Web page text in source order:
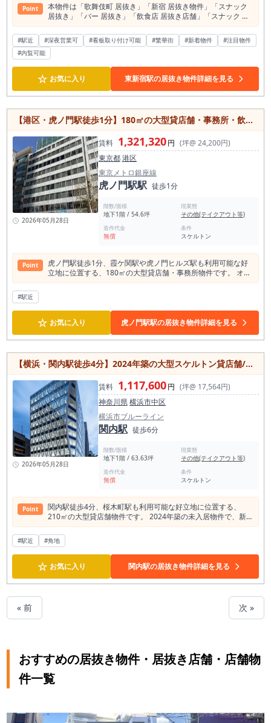
Point
本物件は「歌舞伎町 居抜き」「新宿 居抜き物件」「スナック
居抜き」「バー 居抜き」「飲食店 居抜き店舗」「スナック 居
抜き物件」「バー 居抜き物件」などの検索ニーズに該当する、
希少性○な夜業態向け物件です。 特に歌舞伎町エリアにおいて
は、看板設置が可能な居抜き物件は限られており、視認性を活
となっています。 新宿駅徒歩9分、歌舞伎町エリアに位置す
る、スナック居抜き物件のご紹介です。 この物件の最大の魅力
は、歌舞伎町でしっかり看板が取れるポジションにあります。
歌舞伎町というエリアは、「何をやるか」より「どこでやる
高い位置にあり、看板をしっかり出せるため、 通行客への訴求
力をダイレクトに活かせる立地となっています。 内装はスナッ
クの居抜きとなっており、 カウンター・ボックス席を含め、そ
のまま活用することで即営業が可能な状態です。 初期投資を抑
えつつ、スピーディーに営業開始できる点は、 歌舞伎町での出
店において大きなアドバンテージとなります。 また、業態につ
いても柔軟に対応可能で、 ・スナック ・ガールズバー ・コン
セプトバー ・小箱BAR など、夜業態との相性が非常に良い仕
様です。 歌舞伎町で出店する場合、重要なのは一つです。 👉
「お客様に見つけてもらえるか」 本物件は、その点において
👉 看板で勝負できる数少ないポジションにあります。 「雰囲
気をそのまま活かしてすぐ営業したい」 「歌舞伎町で一度勝負
してみたい」 「小箱で回しながらしっかり利益を残したい」
そういった方には、非常に相性の良い物件です。 歌舞伎町の物
やりたいかどうか” ここがすべてです。 少しでもイメージが湧
いた方は、 検討ではなく、まず内見を押さえることをおすすめ
します。 このポジションは、空いたタイミングでしか出てきま
#駅近 #深夜営業可 #看板取り付け可能 #繁華街 #新着物件
#注目物件
#内覧可能
☆ お気に入り 東新宿駅の居抜き物件詳細を見る
【港区・虎ノ門駅徒歩1分】180㎡の大型貸店舗・事務所・飲食店可能/自由度の高いスケルトン
2026年05月28日
賃料 1,321,320円 (坪@ 24,200円)
東京都港区
東京メトロ銀座線
虎ノ門駅駅 徒歩1分
階数/面積
地下1階 / 54.6坪
現業態
その他(テイクアウト等)
造作代金
無償
条件
スケルトン
Point
虎ノ門駅徒歩1分、霞ケ関駅や虎ノ門ヒルズ駅も利用可能な好
立地に位置する、180㎡の大型貸店舗・事務所物件です。 オフ
ィス街ならではの高いビジネス需要が期待でき、飲食店をはじ
計でき、ブランドイメージや業態に合わせた空間づくりを実現
しやすい点が魅力です。 地下区画ながらアクセス性が高く、周
辺には多くのオフィスや商業施設が集まっているため、ラン
チ・ディナー需要も見込めます。 共用部には男女別トイレを完
備しており、来客数の多い業態にも対応しやすい環境。 約180
㎡の広さを活かした大型店舗や複合利用など、多彩な事業展開
を検討されている方におすすめの物件です。
#駅近
☆ お気に入り 虎ノ門駅駅の居抜き物件詳細を見る
【横浜・関内駅徒歩4分】2024年築の大型スケルトン貸店舗/飲食店可能/新耐震基準対応
2026年05月28日
賃料 1,117,600円 (坪@ 17,564円)
神奈川県横浜市中区
横浜市ブルーライン
関内駅 徒歩6分
階数/面積
地下1階 / 63.63坪
現業態
その他(テイクアウト等)
造作代金
無償
条件
スケルトン
Point
関内駅徒歩4分、桜木町駅も利用可能な好立地に位置する、
210㎡の大型貸店舗物件です。 2024年築の未入居物件で、新
築ならではの清潔感と設備環境が魅力。 1フロア1テナント仕
様のため独立性が高く、飲食店をはじめ、サービス店舗やショ
ールーム、クリニックなど幅広い業種に対応可能です。 スケル
トン渡しのため、レイアウトや内装を自由に設計でき、ブラン
ドコンセプトに合わせた空間づくりを実現しやすい点もポイン
ト。 24時間利用可能で、営業時間の自由度が高い点も魅力で
す。 防犯カメラや24時間セキュリティ、敷地内AEDなど設備
面も充実。角地立地で視認性も良好なため、集客効果も期待で
きます。 駐車場空きありで来客対応もしやすく、横浜・関内エ
#駅近 #角地
☆ お気に入り 関内駅の居抜き物件詳細を見る
« 前 次 »
おすすめの居抜き物件・居抜き店舗・店舗物
件一覧